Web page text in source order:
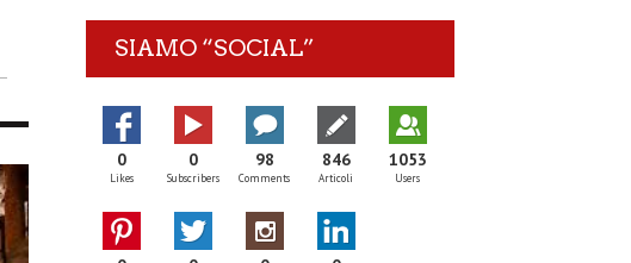
SIAMO “SOCIAL”
0
Likes
0
Subscribers
98
Comments
846
Articoli
1053
Users